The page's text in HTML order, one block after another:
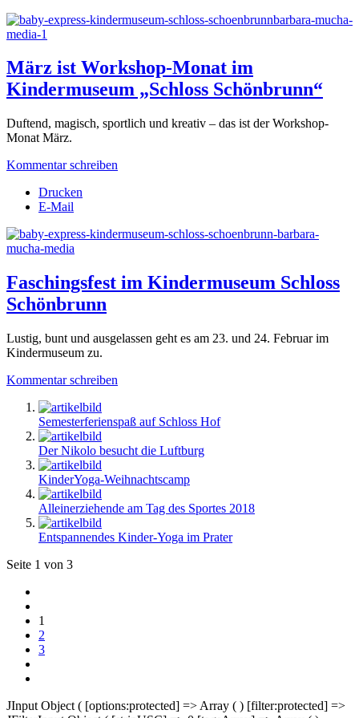
März ist Workshop-Monat im
Kindermuseum „Schloss Schönbrunn“
Duftend, magisch, sportlich und kreativ – das ist der Workshop-
Monat März.
Kommentar schreiben
Drucken
E-Mail
Faschingsfest im Kindermuseum Schloss
Schönbrunn
Lustig, bunt und ausgelassen geht es am 23. und 24. Februar im
Kindermuseum zu.
Kommentar schreiben
Semesterferienspaß auf Schloss Hof
Der Nikolo besucht die Luftburg
KinderYoga-Weihnachtscamp
Alleinerziehende am Tag des Sportes 2018
Entspannendes Kinder-Yoga im Prater
Seite 1 von 3
1
2
3
JInput Object ( [options:protected] => Array ( ) [filter:protected] =>